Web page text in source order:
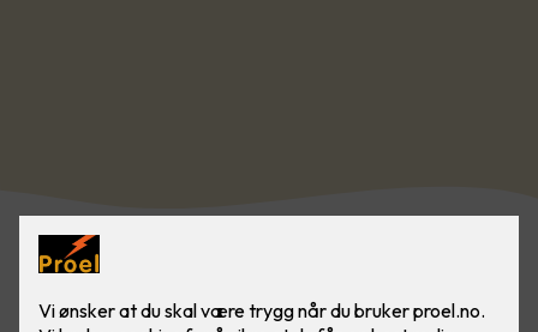
Vi prosjekterer og installerer
nødlysanlegg i alle typer bygg